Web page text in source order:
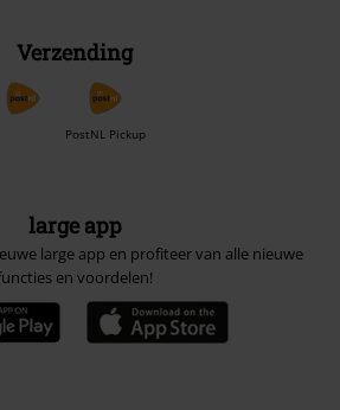
Verzending
PostNL Pickup
large app
large app en profiteer van alle nieuwe
en voordelen!